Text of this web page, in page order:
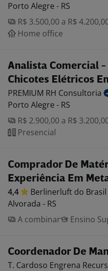
Porto Alegre - RS
R$ 3.500,00 a R$
Home office
Analista Comercial
Chicotes Elétricos
PREMIUM RH Consultoria
Porto Alegre - RS
R$ 2.900,00 a R$
Presencial
Comprador De
Experiência Em
4,4 Berlinerluft do Brasil
Alvorada - RS
A combinar
Ensino
Coordenador De
T. Cardoso Engrena